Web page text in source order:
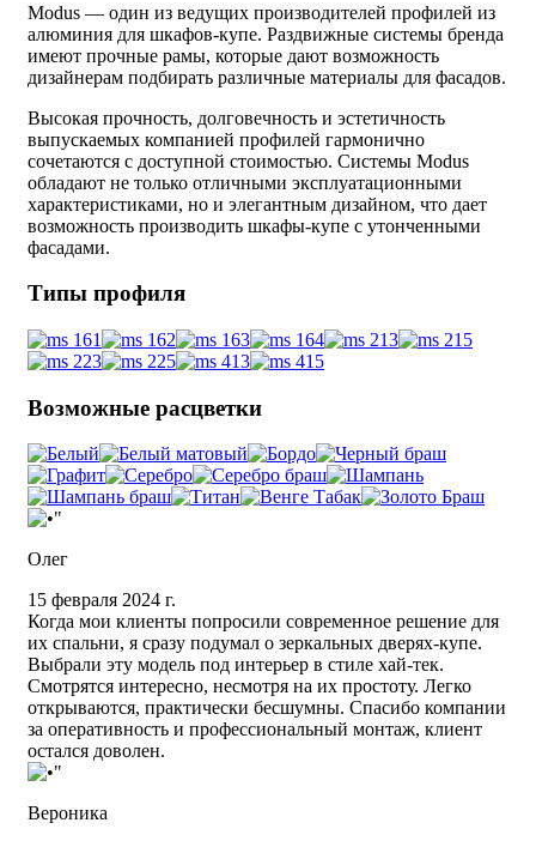
Modus — один из ведущих производителей профилей из
алюминия для шкафов-купе. Раздвижные системы бренда
имеют прочные рамы, которые дают возможность
дизайнерам подбирать различные материалы для фасадов.
Высокая прочность, долговечность и эстетичность
выпускаемых компанией профилей гармонично
сочетаются с доступной стоимостью. Системы Modus
обладают не только отличными эксплуатационными
характеристиками, но и элегантным дизайном, что дает
возможность производить шкафы-купе с утонченными
фасадами.
Типы профиля
Возможные расцветки
Олег
15 февраля 2024 г.
Когда мои клиенты попросили современное решение для
их спальни, я сразу подумал о зеркальных дверях-купе.
Выбрали эту модель под интерьер в стиле хай-тек.
Смотрятся интересно, несмотря на их простоту. Легко
открываются, практически бесшумны. Спасибо компании
за оперативность и профессиональный монтаж, клиент
остался доволен.
Вероника